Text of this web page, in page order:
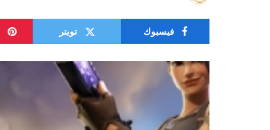
فيسبوك تويتر